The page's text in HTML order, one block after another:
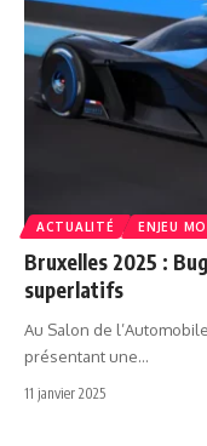
ACTUALITÉ ENJEU
Bruxelles 2025 :
superlatifs
Au Salon de
présentant une…
11 janvier 2025